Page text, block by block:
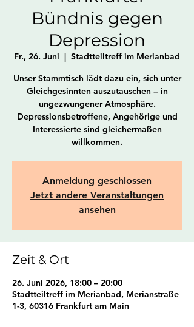
Bündnis gegen
Depression
Fr., 26. Juni
  |
Stadtteiltreff im Merianbad
Unser Stammtisch lädt dazu ein, sich unter
Gleichgesinnten auszutauschen -- in
ungezwungener Atmosphäre.
Depressionsbetroffene, Angehörige und
Interessierte sind gleichermaßen
willkommen.
Anmeldung geschlossen
Jetzt andere Veranstaltungen
ansehen
Zeit & Ort
26. Juni 2026, 18:00 – 20:00
Stadtteiltreff im Merianbad, Merianstraße
1-3, 60316 Frankfurt am Main